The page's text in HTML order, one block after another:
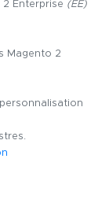
2 Enterprise (EE)
Magento 2